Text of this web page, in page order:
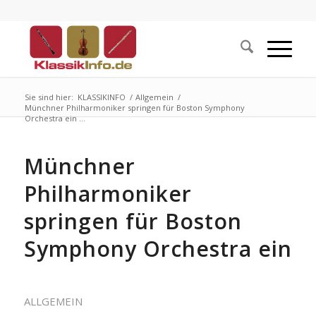
Sie sind hier: KLASSIKINFO / Allgemein /
Münchner Philharmoniker springen für Boston Symphony
Orchestra ein ­...
Münchner
Philharmoniker
springen für Boston
Symphony Orchestra ein
ALLGEMEIN